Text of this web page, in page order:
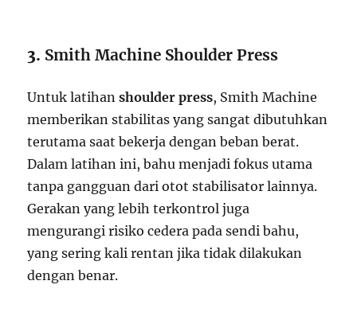
3. Smith Machine Shoulder Press
Untuk latihanshoulder press, Smith Machine
memberikan stabilitas yang sangat dibutuhkan
terutama saat bekerja dengan beban berat.
Dalam latihan ini, bahu menjadi fokus utama
tanpa gangguan dari otot stabilisator lainnya.
Gerakan yang lebih terkontrol juga
mengurangi risiko cedera pada sendi bahu,
yang sering kali rentan jika tidak dilakukan
dengan benar.